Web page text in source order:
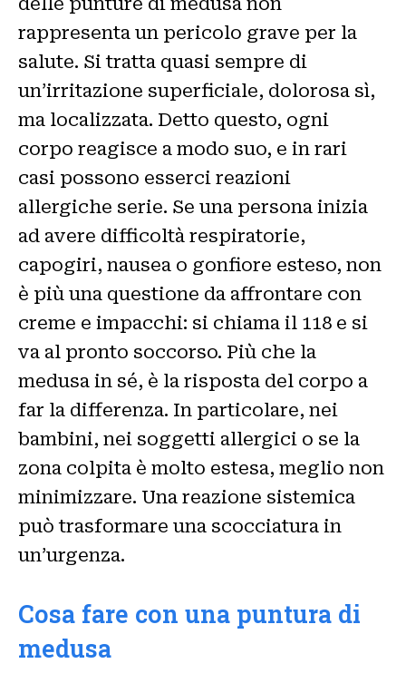
rappresenta un pericolo grave per la
salute. Si tratta quasi sempre di
un’irritazione superficiale, dolorosa sì,
ma localizzata. Detto questo, ogni
corpo reagisce a modo suo, e in rari
casi possono esserci reazioni
allergiche serie. Se una persona inizia
ad avere difficoltà respiratorie,
capogiri, nausea o gonfiore esteso, non
è più una questione da affrontare con
creme e impacchi: si chiama il 118 e si
va al pronto soccorso. Più che la
medusa in sé, è la risposta del corpo a
far la differenza. In particolare, nei
bambini, nei soggetti allergici o se la
zona colpita è molto estesa, meglio non
minimizzare. Una reazione sistemica
può trasformare una scocciatura in
un’urgenza.
Cosa fare con una puntura di
medusa